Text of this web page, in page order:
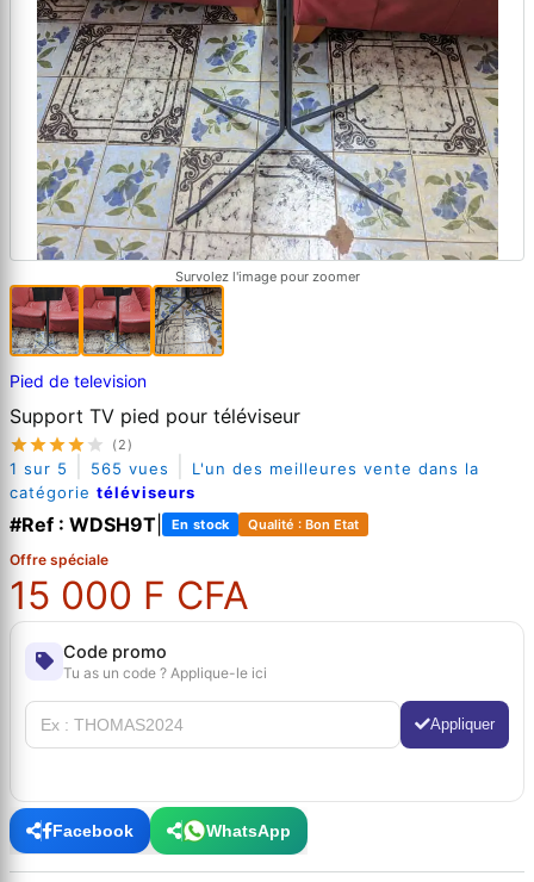
Survolez l'image pour zoomer
Pied de television
Support TV pied pour téléviseur
(2)
1 sur 5 565 vues
L'un des meilleures vente dans la
catégorie téléviseurs
#Ref : WDSH9T En stock Qualité : Bon Etat
Offre spéciale
15 000 F CFA
Code promo
Tu as un code ? Applique-le ici
Appliquer
Facebook WhatsApp